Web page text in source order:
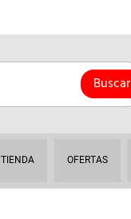
Buscar
TIENDA OFERTAS